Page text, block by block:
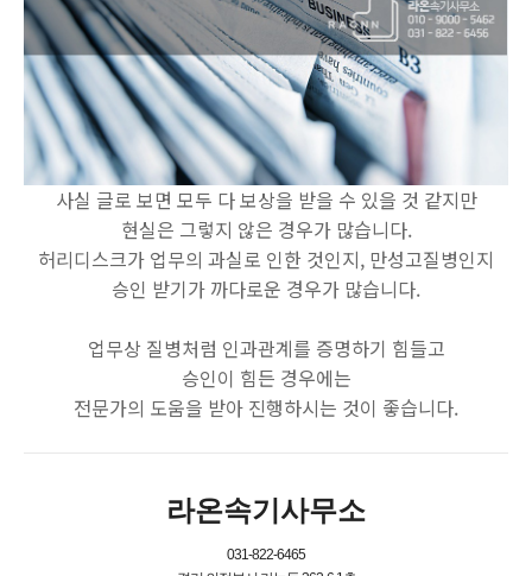
사실 글로 보면 모두 다 보상을 받을 수 있을 것 같지만
현실은 그렇지 않은 경우가 많습니다.
허리디스크가 업무의 과실로 인한 것인지, 만성고질병인지
승인 받기가 까다로운 경우가 많습니다.
업무상 질병처럼 인과관계를 증명하기 힘들고
승인이 힘든 경우에는
전문가의 도움을 받아 진행하시는 것이 좋습니다.